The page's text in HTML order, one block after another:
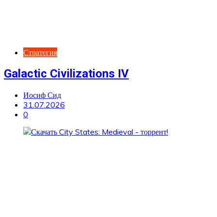
Стратегия
Galactic Civilizations IV
Иосиф Сид
31.07.2026
0